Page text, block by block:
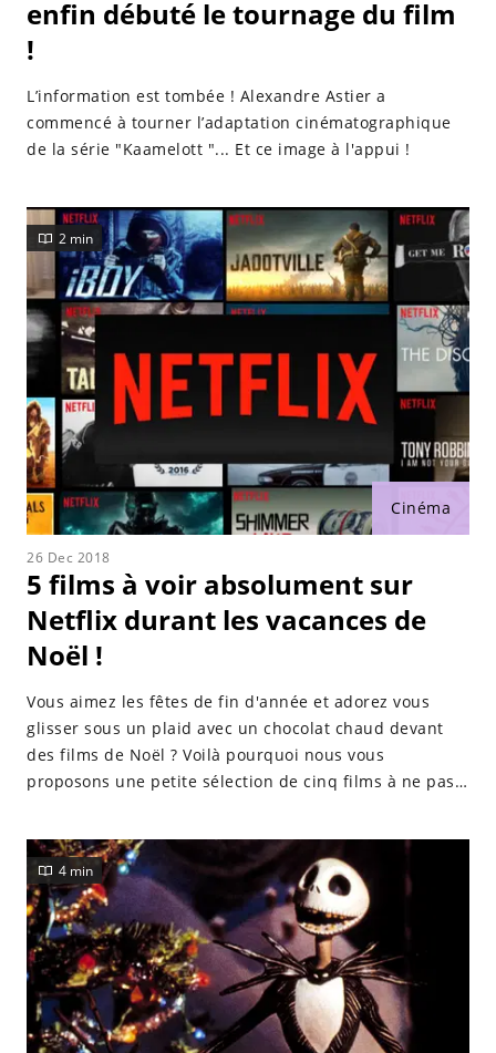
enfin débuté le tournage du film
!
L’information est tombée ! Alexandre Astier a
commencé à tourner l’adaptation cinématographique
de la série "Kaamelott "... Et ce image à l'appui !
Cinéma
2 min
26 Dec 2018
5 films à voir absolument sur
Netflix durant les vacances de
Noël !
Vous aimez les fêtes de fin d'année et adorez vous
glisser sous un plaid avec un chocolat chaud devant
des films de Noël ? Voilà pourquoi nous vous
proposons une petite sélection de cinq films à ne pas
4 min